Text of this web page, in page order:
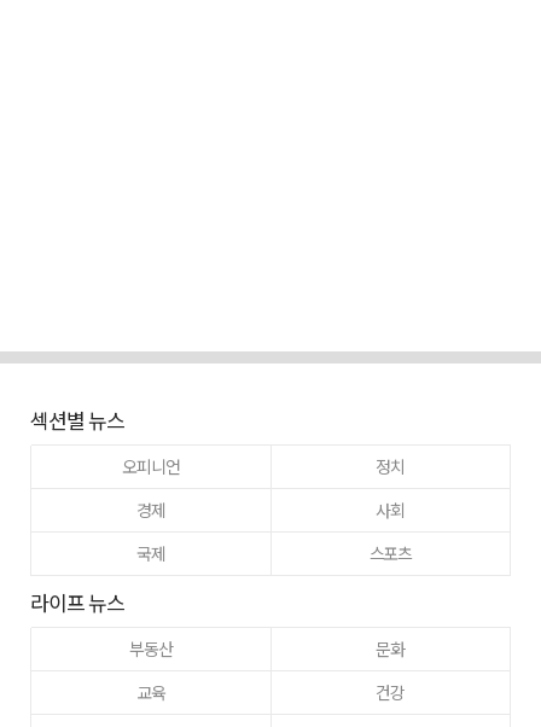
섹션별 뉴스
오피니언
정치
경제
사회
국제
스포츠
라이프 뉴스
부동산
문화
교육
건강